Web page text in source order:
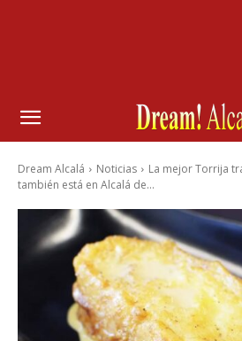
Dream Alcalá Noticias
La mejor Torrija
también está en Alcalá de...